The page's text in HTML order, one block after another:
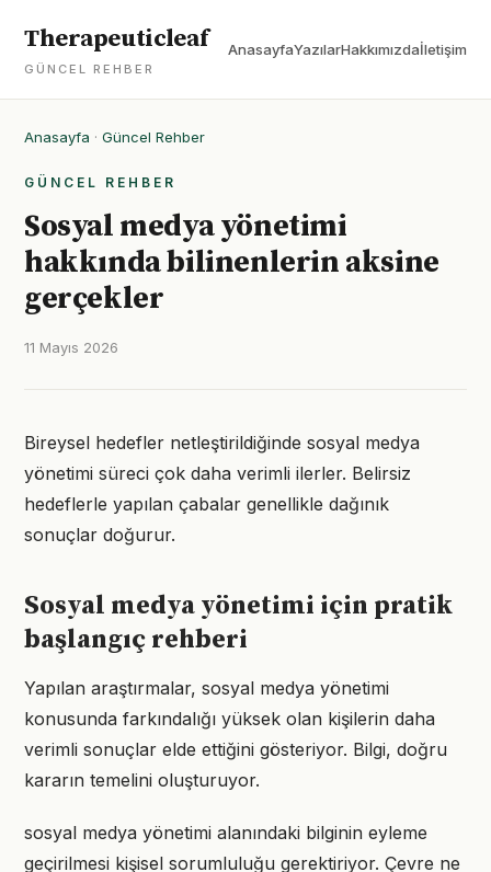
Therapeuticleaf
GÜNCEL REHBER
AnasayfaYazılarHakkımızdaİletişim
Anasayfa · Güncel Rehber
GÜNCEL REHBER
Sosyal medya yönetimi
hakkında bilinenlerin aksine
gerçekler
11 Mayıs 2026
Bireysel hedefler netleştirildiğinde sosyal medya
yönetimi süreci çok daha verimli ilerler. Belirsiz
hedeflerle yapılan çabalar genellikle dağınık
sonuçlar doğurur.
Sosyal medya yönetimi için pratik
başlangıç rehberi
Yapılan araştırmalar, sosyal medya yönetimi
konusunda farkındalığı yüksek olan kişilerin daha
verimli sonuçlar elde ettiğini gösteriyor. Bilgi, doğru
kararın temelini oluşturuyor.
sosyal medya yönetimi alanındaki bilginin eyleme
geçirilmesi kişisel sorumluluğu gerektiriyor. Çevre ne